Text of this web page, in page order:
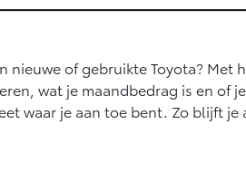
€ 76.695,- Vanaf €
ALS BATTERIJ-
OOK ALS
ELEKTRISCH
nieuwe of gebruikte Toyota?
wat je maandbedrag is en of
waar je aan toe bent. Zo blijft